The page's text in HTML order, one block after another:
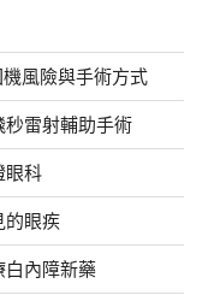
風險與手術方式
雷射輔助手術
眼科
的眼疾
內障新藥